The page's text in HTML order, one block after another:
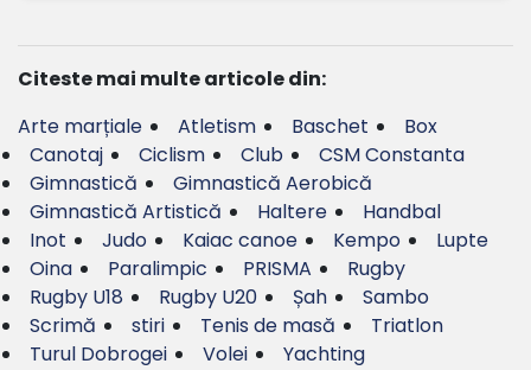
Citeste mai multe articole din:
Arte marțiale
Atletism Baschet
Box
Canotaj
Ciclism Club
CSM Constanta
Gimnastică
Gimnastică Aerobică
Gimnastică Artistică
Haltere
Handbal
Inot
Judo Kaiac canoe Kempo
Lupte
Oina
Paralimpic PRISMA
Rugby
Rugby U18
Rugby U20 Șah
Sambo
Scrimă
stiri Tenis de masă
Triatlon
Turul Dobrogei
Volei Yachting